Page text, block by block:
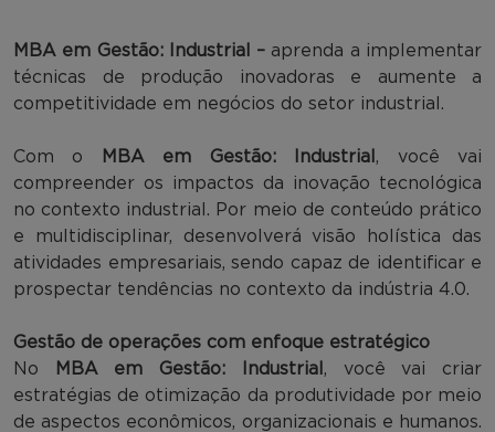
MBA em Gestão: Industrial – aprenda a implementar
técnicas de produção inovadoras e aumente a
competitividade em negócios do setor industrial.
Com o MBA em Gestão: Industrial , você vai
compreender os impactos da inovação tecnológica
no contexto industrial. Por meio de conteúdo prático
e multidisciplinar, desenvolverá visão holística das
atividades empresariais, sendo capaz de identificar e
prospectar tendências no contexto da indústria 4.0.
Gestão de operações com enfoque estratégico
No
MBA em Gestão: Industrial , você vai criar
estratégias de otimização da produtividade por meio
de aspectos econômicos, organizacionais e humanos.